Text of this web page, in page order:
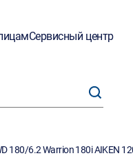
Сервисный центр
180/6.2 Warrion 180i AIKEN